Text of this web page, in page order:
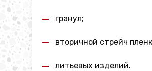
гранул;
вторичной стрейч
литьевых изделий.